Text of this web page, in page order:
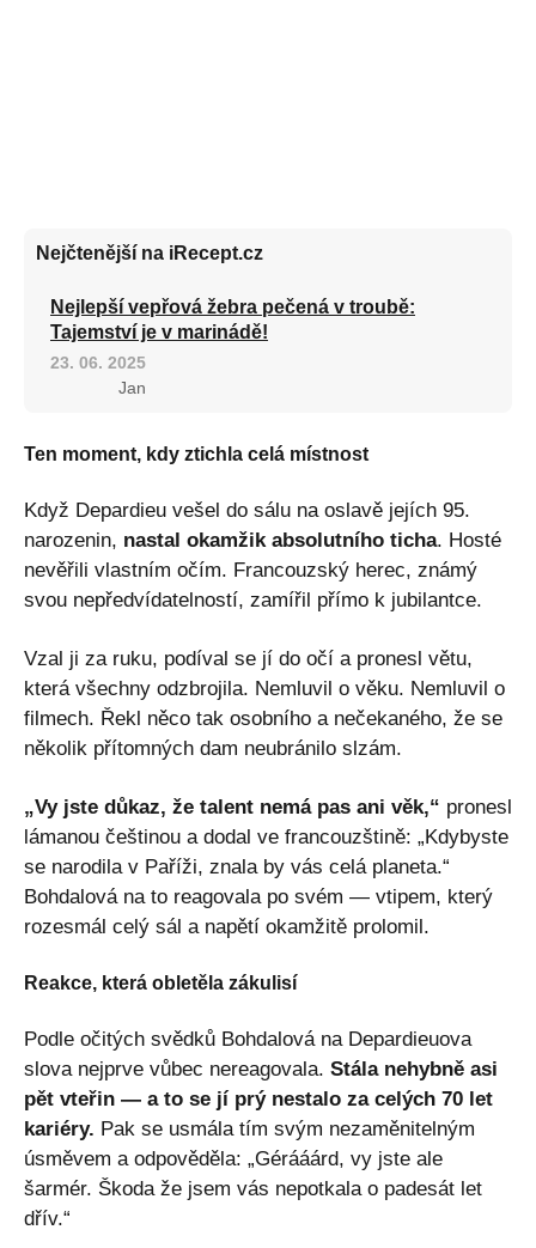
Nejčtenější na iRecept.cz
Nejlepší vepřová žebra pečená v troubě:
Tajemství je v marinádě!
23. 06. 2025
Jan
Ten moment, kdy ztichla celá místnost
Když Depardieu vešel do sálu na oslavě jejích 95.
narozenin, nastal okamžik absolutního ticha. Hosté
nevěřili vlastním očím. Francouzský herec, známý
svou nepředvídatelností, zamířil přímo k jubilantce.
Vzal ji za ruku, podíval se jí do očí a pronesl větu,
která všechny odzbrojila. Nemluvil o věku. Nemluvil o
filmech. Řekl něco tak osobního a nečekaného, že se
několik přítomných dam neubránilo slzám.
„Vy jste důkaz, že talent nemá pas ani věk,“ pronesl
lámanou češtinou a dodal ve francouzštině: „Kdybyste
se narodila v Paříži, znala by vás celá planeta.“
Bohdalová na to reagovala po svém — vtipem, který
rozesmál celý sál a napětí okamžitě prolomil.
Reakce, která obletěla zákulisí
Podle očitých svědků Bohdalová na Depardieuova
slova nejprve vůbec nereagovala. Stála nehybně asi
pět vteřin — a to se jí prý nestalo za celých 70 let
kariéry. Pak se usmála tím svým nezaměnitelným
úsměvem a odpověděla: „Gérááárd, vy jste ale
šarmér. Škoda že jsem vás nepotkala o padesát let
dřív.“